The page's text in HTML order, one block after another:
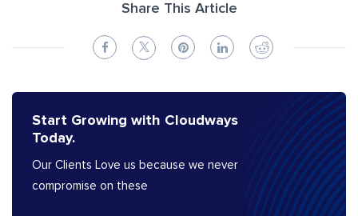
Share This Article
Start Growing with Cloudways
Today.
Our Clients Love us because we never
compromise on these